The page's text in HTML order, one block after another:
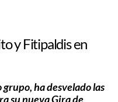
y Fitipaldis en
ha desvelado las
su nueva Gira de